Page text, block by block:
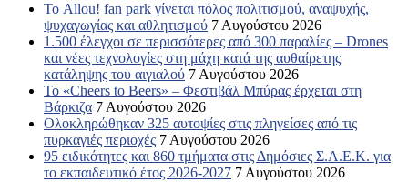
Το Allou! fan park γίνεται πόλος πολιτισμού, αναψυχής,
ψυχαγωγίας και αθλητισμού 7 Αυγούστου 2026
1.500 έλεγχοι σε περισσότερες από 300 παραλίες – Drones
και νέες τεχνολογίες στη μάχη κατά της αυθαίρετης
κατάληψης του αιγιαλού 7 Αυγούστου 2026
Το «Cheers to Beers» – Φεστιβάλ Μπύρας έρχεται στη
Βάρκιζα 7 Αυγούστου 2026
Ολοκληρώθηκαν 325 αυτοψίες στις πληγείσες από τις
πυρκαγιές περιοχές 7 Αυγούστου 2026
95 ειδικότητες και 860 τμήματα στις Δημόσιες Σ.Α.Ε.Κ. για
το εκπαιδευτικό έτος 2026-2027 7 Αυγούστου 2026